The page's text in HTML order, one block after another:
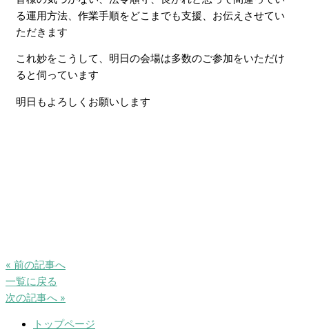
る運用方法、作業手順をどこまでも支援、お伝えさせてい
ただきます
これ妙をこうして、明日の会場は多数のご参加をいただけ
ると伺っています
明日もよろしくお願いします
« 前の記事へ
一覧に戻る
次の記事へ »
トップページ